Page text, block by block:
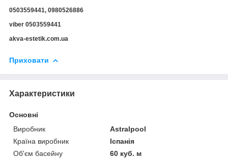
0503559441, 0980526886
viber 0503559441
akva-estetik.com.ua
Приховати
Характеристики
Основні
Виробник
Astralpool
Країна виробник
Іспанія
Об'єм басейну
60 куб. м